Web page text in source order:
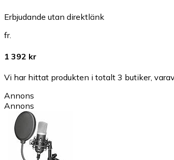
Erbjudande utan direktlänk
fr.
1 392 kr
Vi har hittat produkten i totalt 3 butiker,
Annons
Annons